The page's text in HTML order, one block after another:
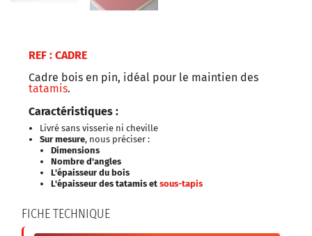
REF : CADRE
Cadre bois en pin, idéal pour le maintien des
tatamis.
Caractéristiques :
Livré sans visserie ni cheville
Sur mesure, nous préciser :
Dimensions
Nombre d'angles
L'épaisseur du bois
L'épaisseur des tatamis et sous-tapis
FICHE TECHNIQUE